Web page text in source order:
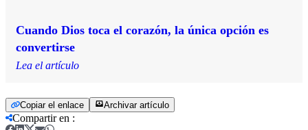
Cuando Dios toca el corazón, la única opción es
convertirse
Lea el artículo
Copiar el enlace Archivar artículo
Compartir en :